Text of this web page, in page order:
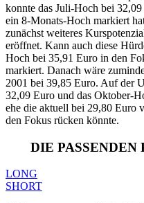
konnte das Juli-Hoch bei
ein 8-Monats-Hoch markiert
zunächst weiteres
eröffnet. Kann auch diese
Hoch bei 35,91 Euro in den
markiert. Danach wäre
2001 bei 39,85 Euro. Auf der
32,09 Euro und das Oktober-
ehe die aktuell bei 29,80 Euro
den Fokus rücken könnte.
DIE PASSENDEN
LONG
SHORT